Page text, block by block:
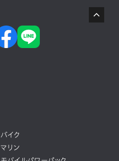
バイク
マリン